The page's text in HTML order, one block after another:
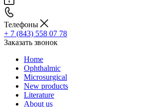
Телефоны
+ 7 (843) 558 07 78
Заказать звонок
Home
Ophthalmic
Microsurgical
New products
Literature
About us